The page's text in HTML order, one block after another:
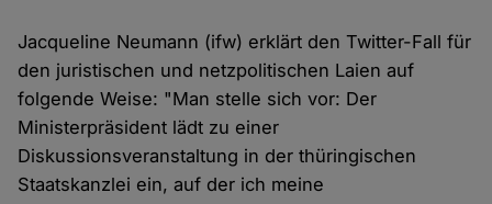
Jacqueline Neumann (ifw) erklärt den Twitter-Fall für
den juristischen und netzpolitischen Laien auf
folgende Weise: "Man stelle sich vor: Der
Ministerpräsident lädt zu einer
Diskussionsveranstaltung in der thüringischen
Staatskanzlei ein, auf der ich meine